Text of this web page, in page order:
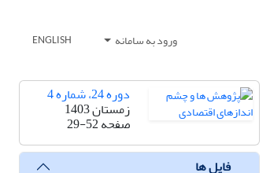
ورود به سامانه ENGLISH
دوره 24، شماره 4
زمستان 1403
صفحه29-52
فایل ها